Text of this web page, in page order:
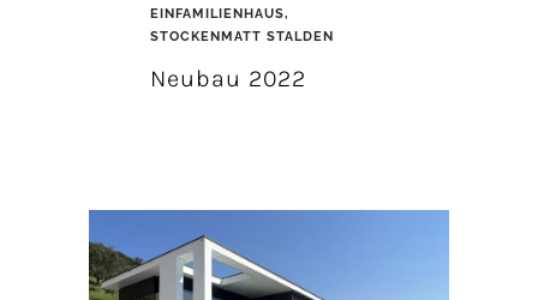
EINFAMILIENHAUS,
STOCKENMATT STALDEN
Neubau 2022